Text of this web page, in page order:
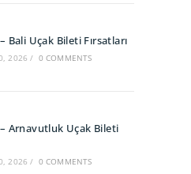
Bali Uçak Bileti Fırsatları
2026 / 0 COMMENTS
Arnavutluk Uçak Bileti
2026 / 0 COMMENTS